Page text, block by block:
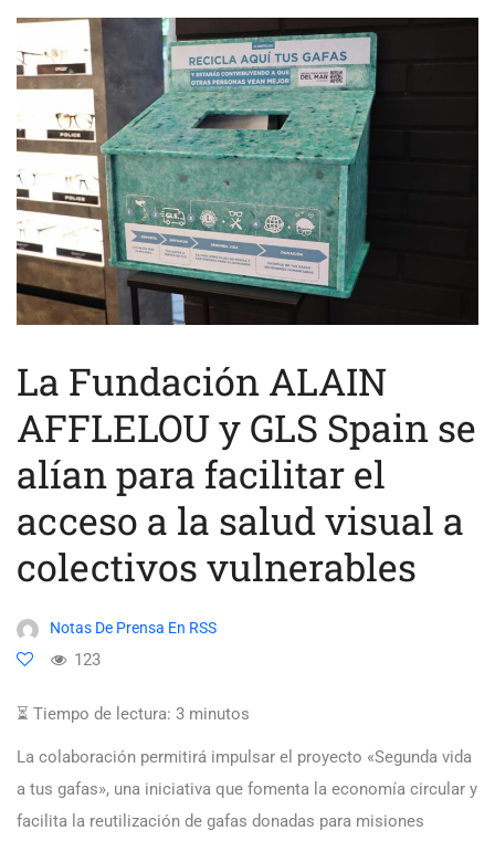
La Fundación ALAIN
AFFLELOU y GLS Spain se
alían para facilitar el
acceso a la salud visual a
colectivos vulnerables
Notas De Prensa En RSS
123
⏳ Tiempo de lectura: 3 minutos
La colaboración permitirá impulsar el proyecto «Segunda vida
a tus gafas», una iniciativa que fomenta la economía circular y
facilita la reutilización de gafas donadas para misiones